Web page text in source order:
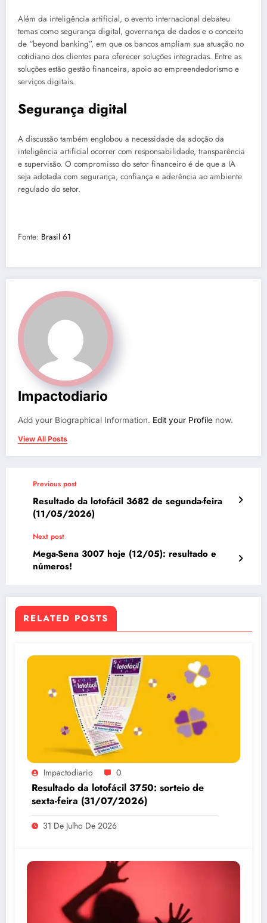
Além da inteligência artificial, o evento internacional debateu
temas como segurança digital, governança de dados e o conceito
de “beyond banking”, em que os bancos ampliam sua atuação no
cotidiano dos clientes para oferecer soluções integradas. Entre as
soluções estão gestão financeira, apoio ao empreendedorismo e
serviços digitais.
Segurança digital
A discussão também englobou a necessidade da adoção da
inteligência artificial ocorrer com responsabilidade, transparência
e supervisão. O compromisso do setor financeiro é de que a IA
seja adotada com segurança, confiança e aderência ao ambiente
regulado do setor.
Fonte: Brasil 61
Impactodiario
Add your Biographical Information. Edit your Profile now.
View All Posts
Previous post
Resultado da lotofácil 3682 de segunda-feira
(11/05/2026)
Next post
Mega-Sena 3007 hoje (12/05): resultado e
números!
RELATED POSTS
Impactodiario 0
Resultado da lotofácil 3750: sorteio de
sexta-feira (31/07/2026)
31 De Julho De 2026